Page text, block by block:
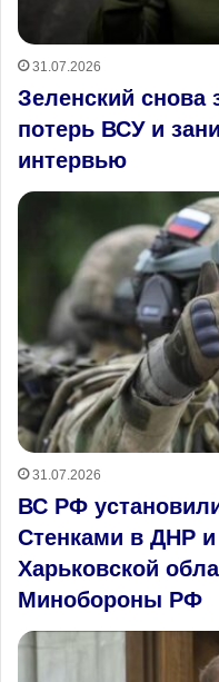
31.07.2026
Зеленский снова
потерь ВСУ и
интервью
31.07.2026
ВС РФ
Стенками в ДНР
Харьковской
Минобороны РФ